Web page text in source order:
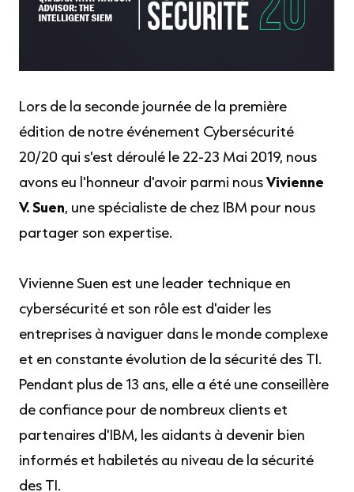
Lors de la seconde journée de la première
édition de notre événement Cybersécurité
20/20 qui s'est déroulé le 22-23 Mai 2019, nous
avons eu l'honneur d'avoir parmi nousVivienne
V. Suen, une spécialiste de chez IBM pour nous
partager son expertise.
Vivienne Suen est une leader technique en
cybersécurité et son rôle est d'aider les
entreprises à naviguer dans le monde complexe
et en constante évolution de la sécurité des TI.
Pendant plus de 13 ans, elle a été une conseillère
de confiance pour de nombreux clients et
partenaires d'IBM, les aidants à devenir bien
informés et habiletés au niveau de la sécurité
des TI.